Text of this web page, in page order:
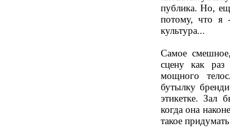
публика. Но,
потому, что я
культура...
Самое
сцену как раз
мощного
бутылку
этикетке. Зал
когда она
такое